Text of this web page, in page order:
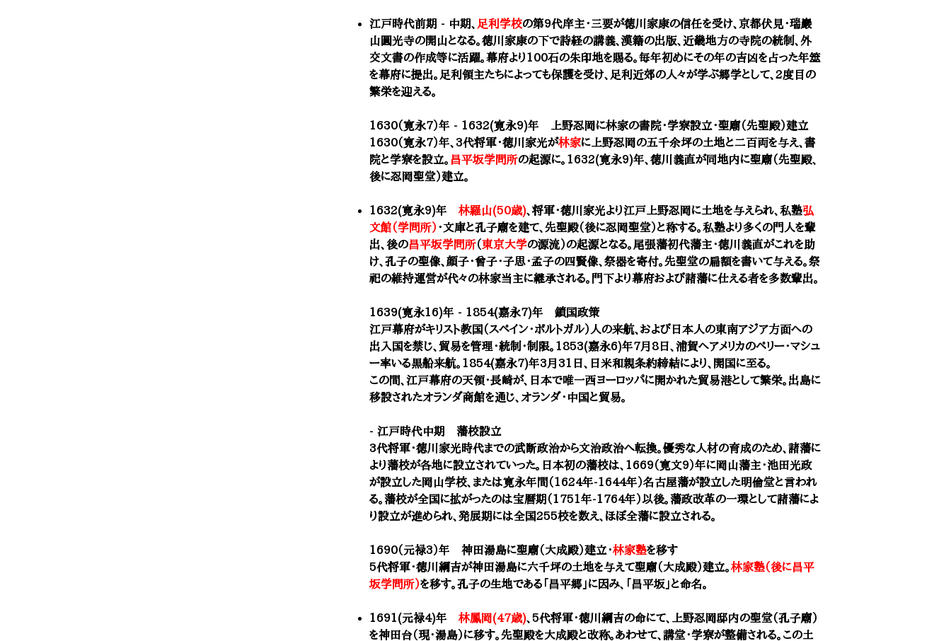
江戸時代前期 - 中期、 足利学校の第9代庠主・三要が徳川家康の信任を受け、京都伏見・瑞巖
山圓光寺の開山となる。徳川家康の下で詩経の講義、漢籍の出版、近畿地方の寺院の統制、外
交文書の作成等に活躍。幕府より100石の朱印地を賜る。毎年初めにその年の吉凶を占った年筮
を幕府に提出。足利領主たちによっても保護を受け、足利近郊の人々が学ぶ郷学として、2度目の
繁栄を迎える。
1630（寛永7）年 - 1632(寛永9)年 上野忍岡に林家の書院・学寮設立・聖廟（先聖殿）建立
1630（寛永7）年、3代将軍・徳川家光が林家に上野忍岡の五千余坪の土地と二百両を与え、書
院と学寮を設立。 昌平坂学問所の起源に。1632(寛永9)年、徳川義直が同地内に聖廟（先聖殿、
後に忍岡聖堂）建立。
1632(寛永9)年 林羅山(50歳)、将軍・徳川家光より江戸上野忍岡に土地を与えられ、私塾弘
文館（学問所） ・文庫と孔子廟を建て、先聖殿（後に忍岡聖堂）と称する。私塾より多くの門人を輩
出、後の昌平坂学問所（東京大学の源流）の起源となる。尾張藩初代藩主・徳川義直がこれを助
け、孔子の聖像、顔子・曾子・子思・孟子の四賢像、祭器を寄付。先聖堂の扁額を書いて与える。祭
祀の維持運営が代々の林家当主に継承される。門下より幕府および諸藩に仕える者を多数輩出。
1639(寛永16)年 - 1854(嘉永7)年 鎖国政策
江戸幕府がキリスト教国（スペイン・ポルトガル）人の来航、および日本人の東南アジア方面への
出入国を禁じ、貿易を管理・統制・制限。 1853(嘉永6)年7月8日、浦賀へアメリカのペリー・マシュ
ー率いる黒船来航。 1854(嘉永7)年3月31日、日米和親条約締結により、開国に至る。
この間、江戸幕府の天領・長崎が、
日本で唯一西ヨーロッパに開かれた貿易港として繁栄。出島に
移設されたオランダ商館を通じ、オランダ・中国と貿易。
- 江戸時代中期 藩校設立
3代将軍・徳川家光時代までの武断政治から文治政治へ転換。優秀な人材の育成のため、諸藩に
より藩校が各地に設立されていった。日本初の藩校は、1669（寛文9）年に岡山藩主・池田光政
が設立した岡山学校、または寛永年間（1624年-1644年）名古屋藩が設立した明倫堂と言われ
る。藩校が全国に拡がったのは宝暦期（1751年-1764年）以後。藩政改革の一環として諸藩によ
り設立が進められ、発展期には全国255校を数え、ほぼ全藩に設立される。
1690（元禄3）年 神田湯島に聖廟（大成殿）建立・林家塾を移す
5代将軍・徳川綱吉が神田湯島に六千坪の土地を与えて聖廟（大成殿）建立。林家塾（後に昌平
坂学問所）を移す。孔子の生地である「昌平郷」に因み、「昌平坂」と命名。
1691(元禄4)年 林鳳岡(47歳)、5代将軍・徳川綱吉の命にて、上野忍岡邸内の聖堂（孔子廟）
を神田台（現・湯島）に移す。先聖殿を大成殿と改称。あわせて、講堂・学寮が整備される。この土